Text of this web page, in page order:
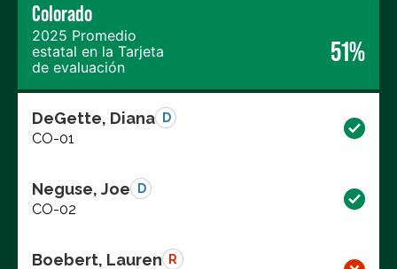
Colorado
2025 Promedio
estatal en la Tarjeta
de evaluación
51%
DeGette, Diana D
CO-01
Neguse, Joe D
CO-02
Boebert, Lauren R